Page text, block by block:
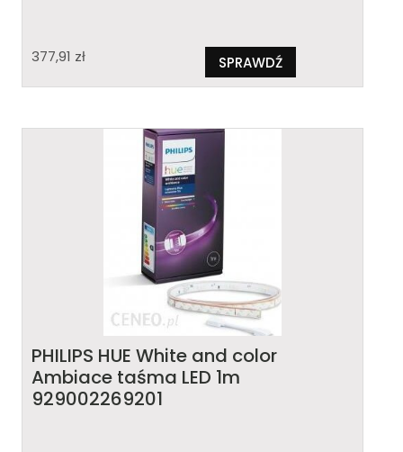
377,91 zł SPRAWDŹ
PHILIPS HUE White and color
Ambiace taśma LED 1m
929002269201